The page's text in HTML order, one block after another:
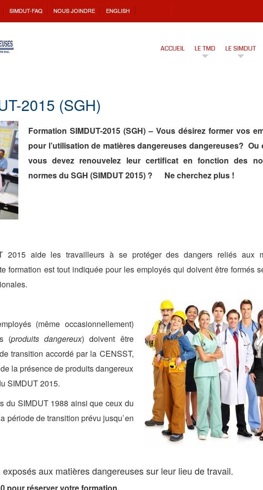
SIMDUT-FAQ NOUS JOINDRE
ENGLISH
ACCUEIL LE TMD LE SIMDUT
2015 (SGH)
Formation SIMDUT-2015 (SGH) – Vous désirez former vos
pour l’utilisation de matières dangereuses dangereuses? Ou
vous devez renouvelez leur certificat en fonction des
normes du SGH (SIMDUT 2015) ? Ne cherchez plus !
2015 aide les travailleurs à se protéger des dangers reliés aux
formation est tout indiquée pour les employés qui doivent être formés
(même occasionnellement)
(produits dangereux) doivent être
transition accordé par la CENSST,
la présence de produits dangereux
SIMDUT 2015.
du SIMDUT 1988 ainsi que ceux du
période de transition prévu jusqu’en
aux matières dangereuses sur leur lieu de travail.